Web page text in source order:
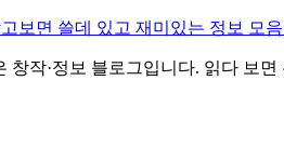
보면 쓸데 있고 재미있는 정보 모
창작·정보 블로그입니다. 읽다 보